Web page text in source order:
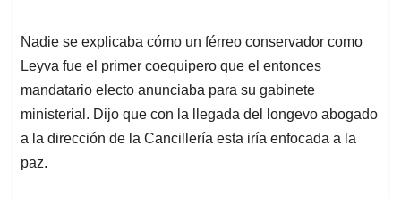
Nadie se explicaba cómo un férreo conservador como
Leyva fue el primer coequipero que el entonces
mandatario electo anunciaba para su gabinete
ministerial. Dijo que con la llegada del longevo abogado
a la dirección de la Cancillería esta iría enfocada a la
paz.